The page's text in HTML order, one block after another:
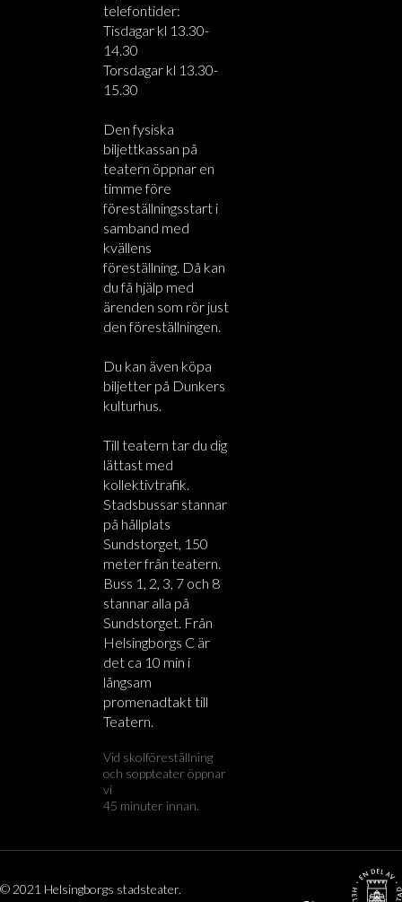
telefontider:
Tisdagar kl 13.30-
14.30
Torsdagar kl 13.30-
15.30
Den fysiska
biljettkassan på
teatern öppnar en
timme före
föreställningsstart i
samband med
kvällens
föreställning. Då kan
du få hjälp med
ärenden som rör just
den föreställningen.
Du kan även köpa
biljetter på Dunkers
kulturhus.
Till teatern tar du dig
lättast med
kollektivtrafik.
Stadsbussar stannar
på hållplats
Sundstorget, 150
meter från teatern.
Buss 1, 2, 3, 7 och 8
stannar alla på
Sundstorget. Från
Helsingborgs C är
det ca 10 min i
långsam
promenadtakt till
Teatern.
Vid skolföreställning
och soppteater öppnar
vi
45 minuter innan.
© 2021 Helsingborgs stadsteater.